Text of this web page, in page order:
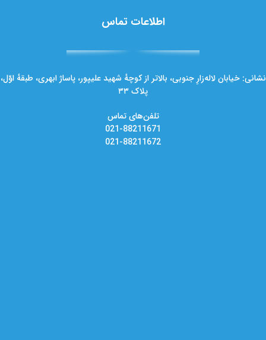
اطلاعات تماس
نشانی: خیابان لاله‌زارِ جنوبی، بالاتر از کوچهٔ شهید علیپور، پاساژ ابهری، طبقهٔ اوّل،
پلاک ۳۳
تلفن‌های تماس
021-88211671
021-88211672